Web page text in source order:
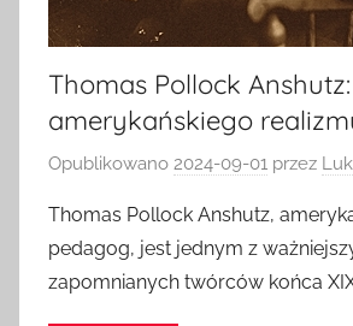
Thomas Pollock
amerykańskiego
Opublikowano 2024-09-01 przez
Thomas Pollock Anshutz,
pedagog, jest jednym z
zapomnianych twórców końca